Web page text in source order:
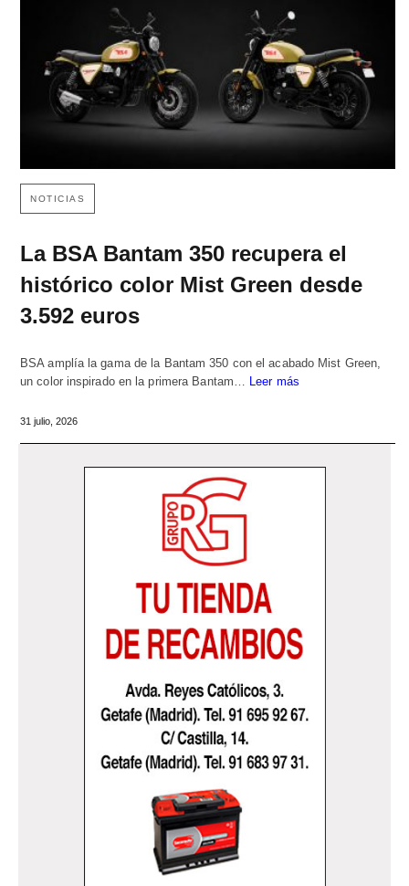
NOTICIAS
La BSA Bantam 350 recupera el
histórico color Mist Green desde
3.592 euros
BSA amplía la gama de la Bantam 350 con el acabado Mist Green,
un color inspirado en la primera Bantam…
Leer más
31 julio, 2026